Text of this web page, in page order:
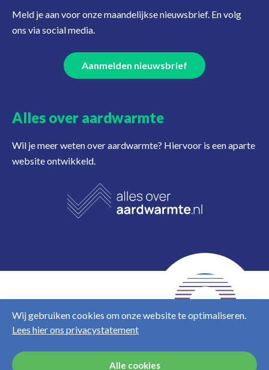
Wij gebruiken cookies om onze website te optimaliseren.
Lees hier ons privacystatement
Alle cookies
Meld je aan voor onze maandelijkse nieuwsbrief. En volg
ons via social media.
Aanmelden nieuwsbrief
Alles over aardwarmte
Wil je meer weten over aardwarmte? Hiervoor is een aparte
website ontwikkeld.
NL EN
cookies